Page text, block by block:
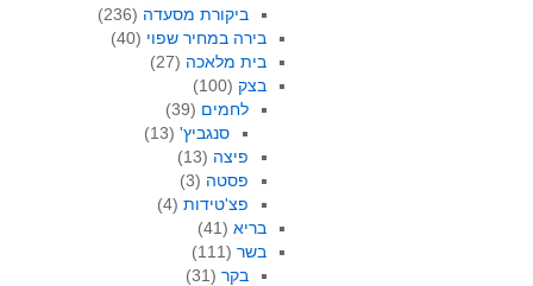
ביקורת מסעדה (236)
בירה במחיר שפוי (40)
בית מלאכה (27)
בצק(100)
לחמים (39)
סנגביץ'(13)
פיצה (13)
פסטה (3)
פצ'טידות (4)
בריא(41)
בשר(111)
בקר (31)